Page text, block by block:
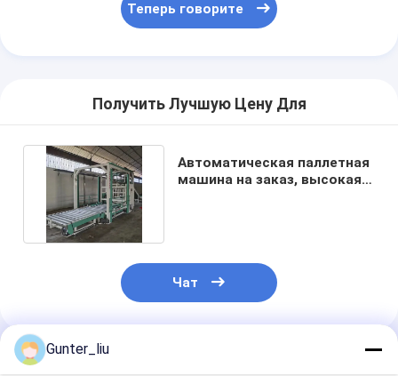
Стиральная машина для бутылок
Автоматическая машина погрузки и разгрузки
Автоматическая стерилизационная машина
Машина ленточного транспортера
Машина Palletizer робота
Танк нержавеющей стали смешивая
Линия по производству консервов
Машина для соков овощей и фруктов
Теперь говорите
Получить Лучшую Цену Для
Автоматическая паллетная
машина на заказ, высокая и
Чат
Порекомендованные Продукты
Gunter_liu